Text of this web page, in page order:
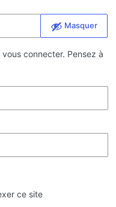
Masquer
connecter. Pensez à
ce site